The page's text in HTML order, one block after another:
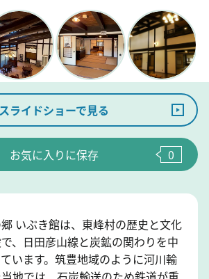
スライドショーで見る
お気に入りに保存 0
いぶき館は、東峰村の歴史と文化
、日田彦山線と炭鉱の関わりを中
います。筑豊地域のように河川輸